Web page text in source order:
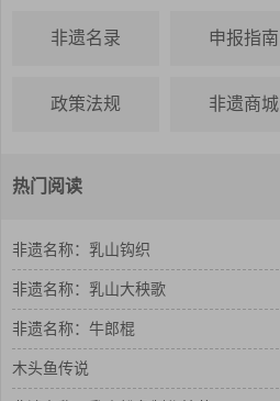
非遗名录 申报指南
政策法规 非遗商城
热门阅读
非遗名称：乳山钩织
非遗名称：乳山大秧歌
非遗名称：牛郎棍
木头鱼传说